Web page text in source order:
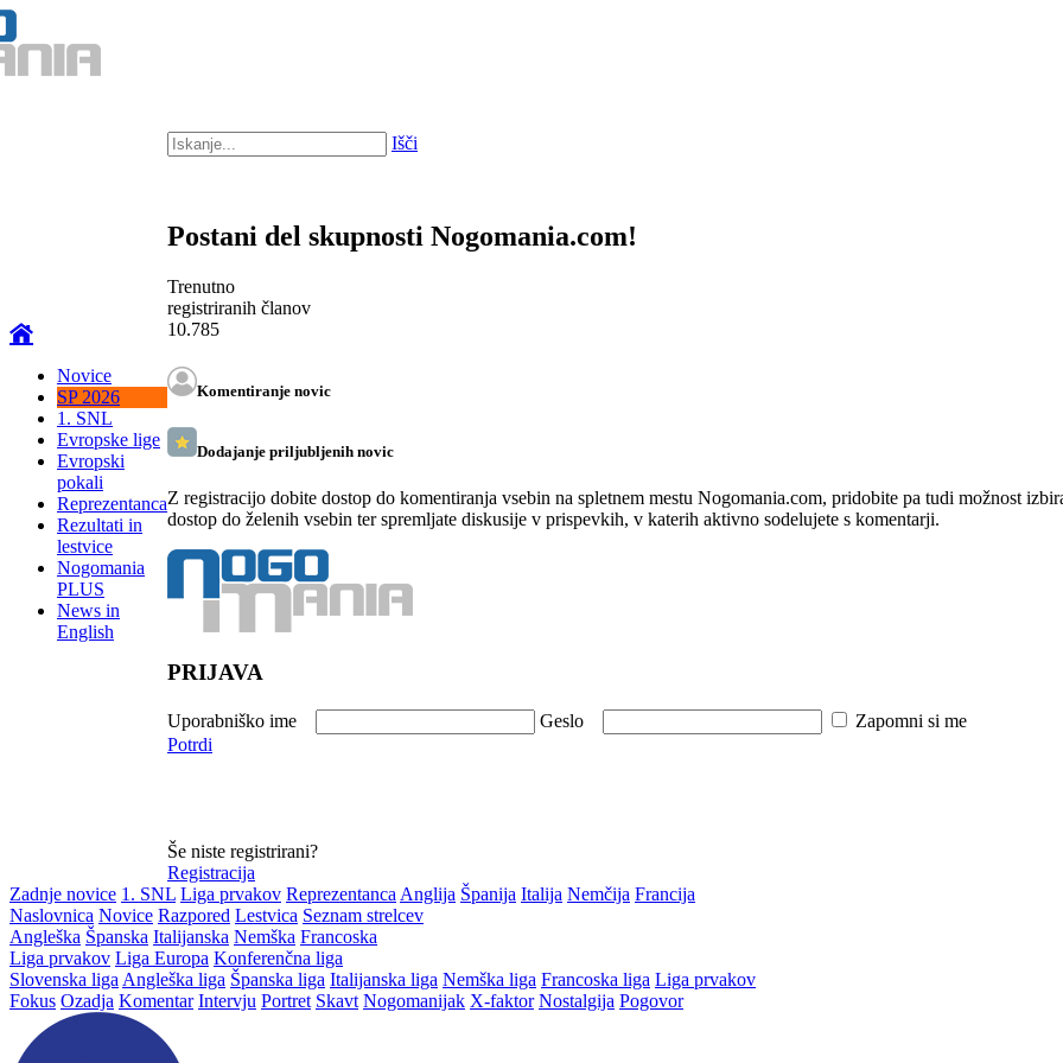
Novice
SP 2026
1. SNL
Evropske lige
Evropski
pokali
Reprezentanca
Rezultati in
lestvice
Nogomania
PLUS
News in
English
Išči
Postani del skupnosti Nogomania.com!
Trenutno
registriranih članov
10.785
Komentiranje novic
Dodajanje priljubljenih novic
Z registracijo dobite dostop do komentiranja vsebin na spletnem mestu Nogomania.com, pridobite pa tudi možnost
dostop do želenih vsebin ter spremljate diskusije v prispevkih, v katerih aktivno sodelujete s komentarji.
PRIJAVA
Uporabniško ime Geslo Zapomni si me
Potrdi
Še niste registrirani?
Registracija
Zadnje novice 1. SNL Liga prvakov Reprezentanca Anglija Španija Italija Nemčija Francija
Naslovnica Novice Razpored Lestvica Seznam strelcev
Angleška Španska Italijanska Nemška Francoska
Liga prvakov Liga Europa Konferenčna liga
Slovenska liga Angleška liga Španska liga Italijanska liga Nemška liga Francoska liga Liga prvakov
Fokus Ozadja Komentar Intervju Portret Skavt Nogomanijak X-faktor Nostalgija Pogovor